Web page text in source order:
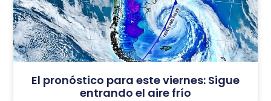
El pronóstico para este viernes: Sigue
entrando el aire frío